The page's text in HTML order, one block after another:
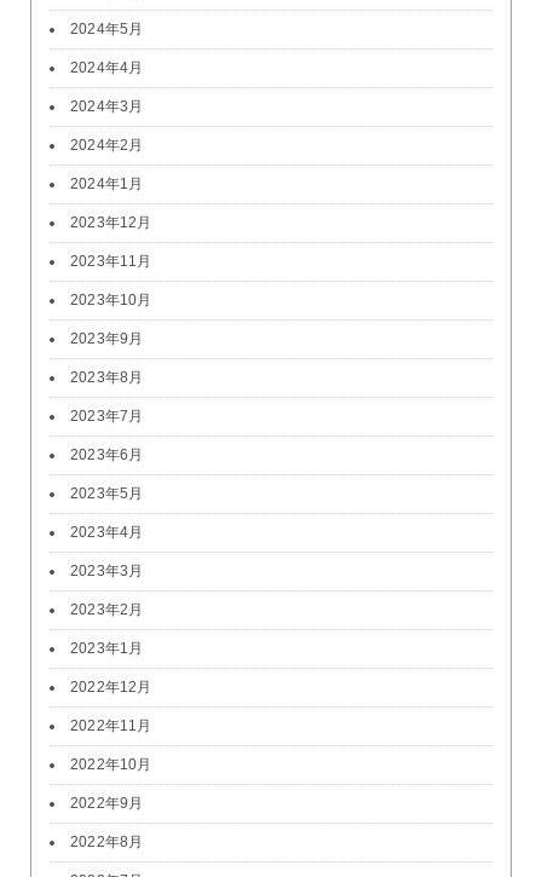
2024年5月
2024年4月
2024年3月
2024年2月
2024年1月
2023年12月
2023年11月
2023年10月
2023年9月
2023年8月
2023年7月
2023年6月
2023年5月
2023年4月
2023年3月
2023年2月
2023年1月
2022年12月
2022年11月
2022年10月
2022年9月
2022年8月